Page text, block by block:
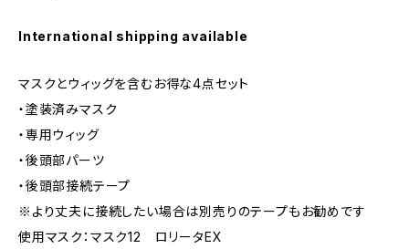
International shipping available
マスクとウィッグを含むお得な4点セット
・塗装済みマスク
・専用ウィッグ
・後頭部パーツ
・後頭部接続テープ
※より丈夫に接続したい場合は別売りのテープもお勧めです
使用マスク：マスク12 ロリータEX